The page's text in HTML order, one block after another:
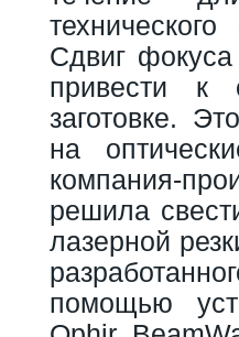
Сдвиг
привести к
заготовке.
на
компания-
решила
лазерной
помощью